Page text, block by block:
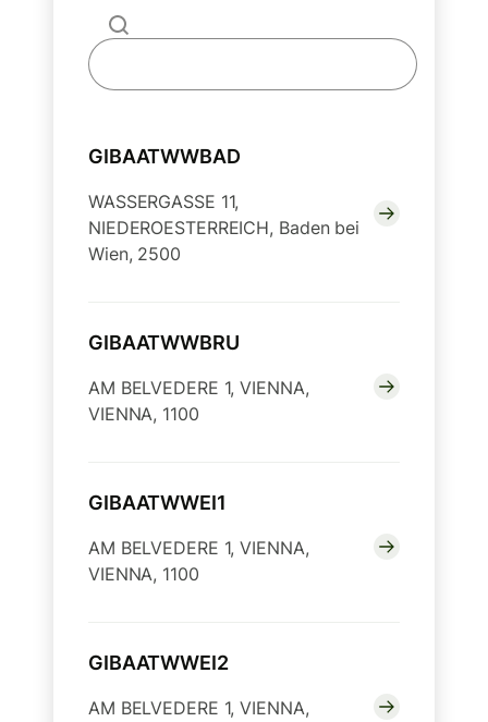
GIBAATWWBAD
WASSERGASSE 11,
NIEDEROESTERREICH, Baden bei
Wien, 2500
GIBAATWWBRU
AM BELVEDERE 1, VIENNA,
VIENNA, 1100
GIBAATWWEI1
AM BELVEDERE 1, VIENNA,
VIENNA, 1100
GIBAATWWEI2
AM BELVEDERE 1, VIENNA,